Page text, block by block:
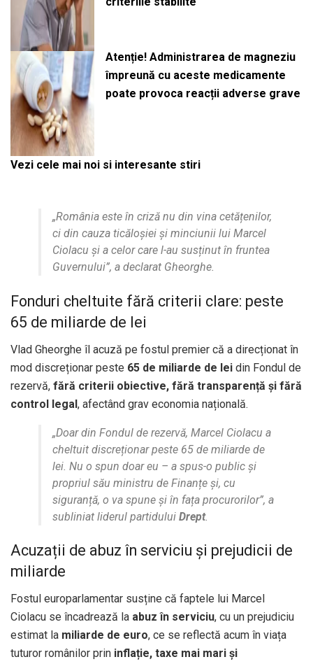
Atenție! Administrarea de magneziu
împreună cu aceste medicamente
poate provoca reacții adverse grave
Vezi cele mai noi si interesante stiri
„România este în criză nu din vina cetățenilor,
ci din cauza ticăloșiei și minciunii lui Marcel
Ciolacu și a celor care l-au susținut în fruntea
Guvernului”, a declarat Gheorghe.
Fonduri cheltuite fără criterii clare: peste
65 de miliarde de lei
Vlad Gheorghe îl acuză pe fostul premier că a direcționat în
mod discreționar peste 65 de miliarde de lei din Fondul de
rezervă, fără criterii obiective, fără transparență și fără
control legal, afectând grav economia națională.
„Doar din Fondul de rezervă, Marcel Ciolacu a
cheltuit discreționar peste 65 de miliarde de
lei. Nu o spun doar eu – a spus-o public și
propriul său ministru de Finanțe și, cu
siguranță, o va spune și în fața procurorilor”, a
subliniat liderul partidului Drept.
Acuzații de abuz în serviciu și prejudicii de
miliarde
Fostul europarlamentar susține că faptele lui Marcel
Ciolacu se încadrează la abuz în serviciu, cu un prejudiciu
estimat la miliarde de euro, ce se reflectă acum în viața
tuturor românilor prin inflație, taxe mai mari și